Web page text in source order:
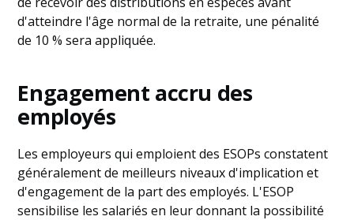
d'atteindre l'âge normal de la retraite, une pénalité
de 10 % sera appliquée.
Engagement accru des
employés
Les employeurs qui emploient des ESOPs constatent
généralement de meilleurs niveaux d'implication et
d'engagement de la part des employés. L'ESOP
sensibilise les salariés en leur donnant la possibilité